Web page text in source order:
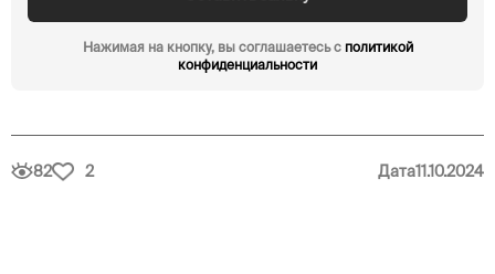
Нажимая на кнопку, вы соглашаетесь с политикой
конфиденциальности
82 2 Дата11.10.2024